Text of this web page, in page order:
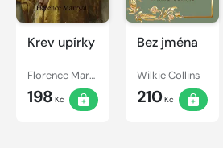
Krev upírky
Florence Marryat
198 Kč
Bez jména
Wilkie Collins
210Kč